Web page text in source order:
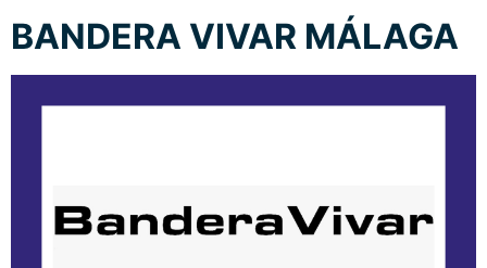
BANDERA VIVAR MÁLAGA